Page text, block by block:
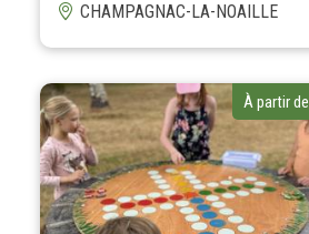
CHAMPAGNAC-LA-NOAILLE
À partir de